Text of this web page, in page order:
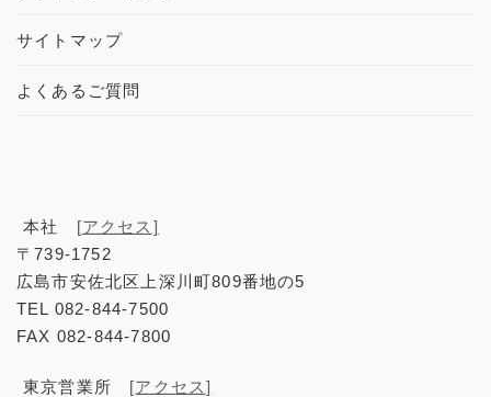
サイトマップ
よくあるご質問
本社 [アクセス]
〒739-1752
広島市安佐北区上深川町809番地の5
TEL 082-844-7500
FAX 082-844-7800
東京営業所 [アクセス]